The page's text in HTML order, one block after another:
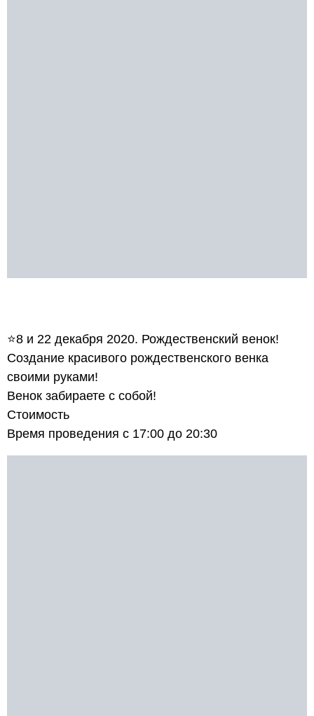
⭐8 и 22 декабря 2020. Рождественский венок!
Создание красивого рождественского венка
своими руками!
Венок забираете с собой!
Стоимость
Время проведения с 17:00 до 20:30